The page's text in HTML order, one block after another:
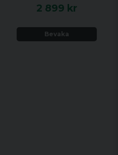
2 899 kr
Bevaka